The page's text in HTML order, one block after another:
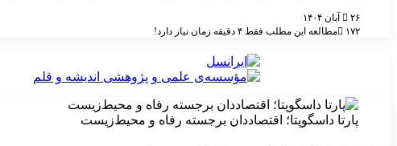
۲۶ آبان ۱۴۰۴
۱۷۲
مطالعه این مطلب فقط ۴ دقیقه زمان نیاز دارد!
پارتا داسگوپتا؛ اقتصاددان برجسته رفاه و محیط‌زیست